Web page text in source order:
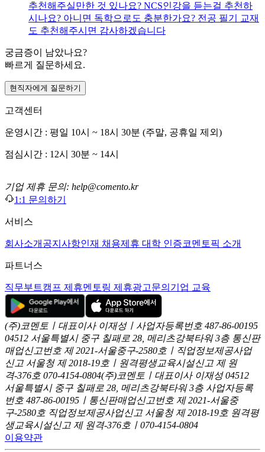
추천해주실만한 것 있나요? NCS인강을 듣는걸 추천하
시나요? 아니면 독학으로도 충분한가요? 전공 필기 교재
도 추천해주시면 감사하겠습니다
궁금증이 남았나요?
빠르게 질문하세요.
현직자에게 질문하기
고객센터
운영시간 : 평일 10시 ~ 18시 30분 (주말, 공휴일 제외)
점심시간 : 12시 30분 ~ 14시
기업 제휴 문의: help@comento.kr
1:1 문의하기
서비스
회사소개 공지사항인재 채용제휴 대학 인증코멘토픽 소개
파트너스
직무부트캠프 제휴멘토링 제휴광고문의 기업 교육
(주)코멘토ㅣ대표이사 이재성ㅣ사업자등록번호 487-86-00195
04512 서울특별시 중구 칠패로 28, 메리츠강북타워 3층 통신판
매업신고번호 제 2021-서울중구-2580호ㅣ직업정보제공사업
신고 서울청 제 2018-19호ㅣ원격평생교육시설신고 제 원
격-376호 070-4154-0804(주)코멘토ㅣ대표이사 이재성 04512
서울특별시 중구 칠패로 28, 메리츠강북타워 3층 사업자등록
번호 487-86-00195ㅣ통신판매업신고번호 제 2021-서울중
구-2580호 직업정보제공사업신고 서울청 제 2018-19호 원격평
생교육시설신고 제 원격-376호ㅣ070-4154-0804
이용약관